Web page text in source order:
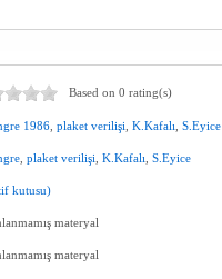
Based on 0 rating(s)
1986 ,plaket verilişi ,K.Kafalı ,S.Eyice
,plaket verilişi ,K.Kafalı ,S.Eyice
kutusu)
materyal
materyal